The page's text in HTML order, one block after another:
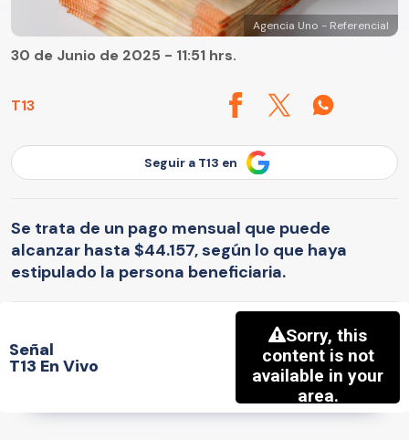
Agencia Uno - Referencial
T13
30 de Junio de 2025 - 11:51 hrs.
Seguir a T13 en
Se trata de un pago mensual que puede
alcanzar hasta $44.157, según lo que haya
estipulado la persona beneficiaria.
Señal
T13 En Vivo